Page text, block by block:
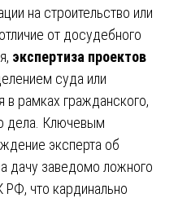
на строительство или
от досудебного
экспертиза проектов
суда или
в рамках гражданского,
дела. Ключевым
эксперта об
дачу заведомо ложного
РФ, что кардинально